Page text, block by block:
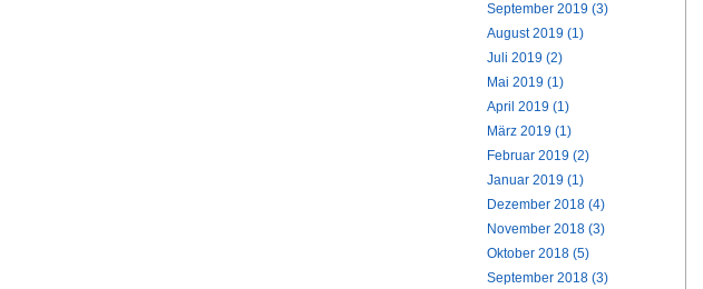
September 2019 (3)
August 2019 (1)
Juli 2019 (2)
Mai 2019 (1)
April 2019 (1)
März 2019 (1)
Februar 2019 (2)
Januar 2019 (1)
Dezember 2018 (4)
November 2018 (3)
Oktober 2018 (5)
September 2018 (3)